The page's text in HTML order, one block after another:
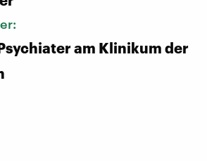
am Klinikum der